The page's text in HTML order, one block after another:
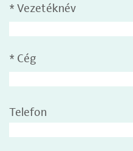
* Vezetéknév
* Cég
Telefon